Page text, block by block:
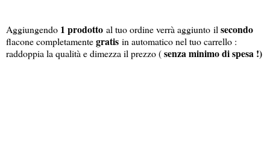
Aggiungendo 1 prodotto al tuo ordine verrà aggiunto il secondo
flacone completamentegratis in automatico nel tuo carrello :
raddoppia la qualità e dimezza il prezzo (senza minimo di spesa !)